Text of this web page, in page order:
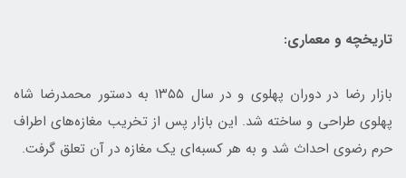
تاریخچه و معماری:
بازار رضا در دوران پهلوی و در سال ۱۳۵۵ به دستور محمدرضا شاه
پهلوی طراحی و ساخته شد. این بازار پس از تخریب مغازه‌های اطراف
حرم رضوی احداث شد و به هر کسبه‌ای یک مغازه در آن تعلق گرفت.